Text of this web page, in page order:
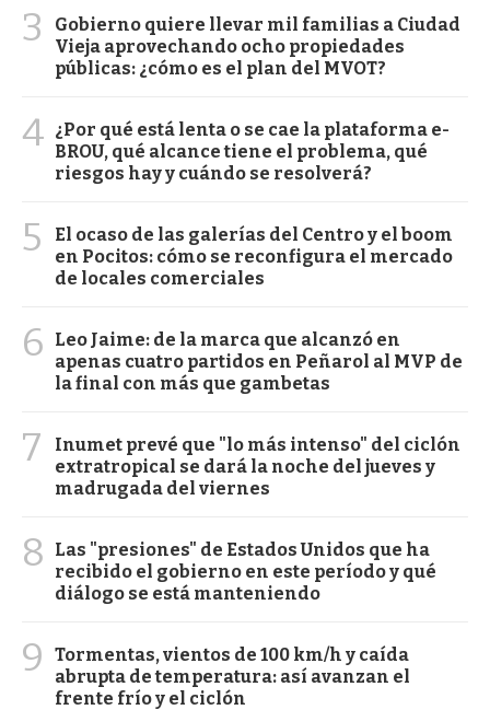
3
Gobierno quiere llevar mil familias a Ciudad
Vieja aprovechando ocho propiedades
públicas: ¿cómo es el plan del MVOT?
4 ¿Por qué está lenta o se cae la plataforma e-
BROU, qué alcance tiene el problema, qué
riesgos hay y cuándo se resolverá?
5
El ocaso de las galerías del Centro y el boom
en Pocitos: cómo se reconfigura el mercado
de locales comerciales
6
Leo Jaime: de la marca que alcanzó en
apenas cuatro partidos en Peñarol al MVP de
la final con más que gambetas
7
Inumet prevé que "lo más intenso" del ciclón
extratropical se dará la noche del jueves y
madrugada del viernes
8
Las "presiones" de Estados Unidos que ha
recibido el gobierno en este período y qué
diálogo se está manteniendo
9
Tormentas, vientos de 100 km/h y caída
abrupta de temperatura: así avanzan el
frente frío y el ciclón